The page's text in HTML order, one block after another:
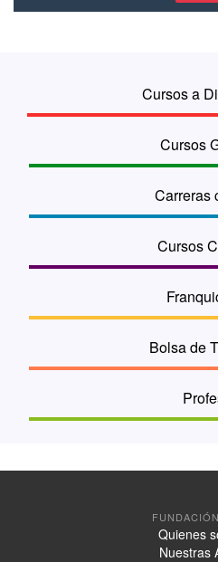
Cursos a
Cursos
Carreras
Cursos
Bolsa de
Quienes
Nuestras